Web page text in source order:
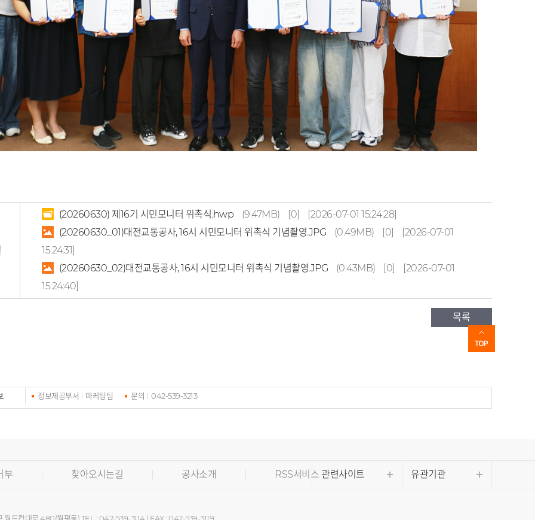
(20260630) 제16기 시민모니터 위촉식.hwp (9.47MB) [0]
[2026-07-01 15:24:28]
(20260630_01)대전교통공사, 16시 시민모니터 위촉식 기념촬영.JPG
(0.49MB) [0]
[2026-07-01
15:24:31]
(20260630_02)대전교통공사, 16시 시민모니터 위촉식 기념촬영.JPG
(0.43MB) [0]
[2026-07-01
15:24:40]
목록
정보제공부서 마케팅팀 문의 042-539-3213
부 찾아오시는길 공사소개 RSS서비스 관련사이트 유관기관